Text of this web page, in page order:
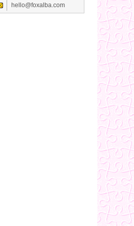
hello@foxalba.com